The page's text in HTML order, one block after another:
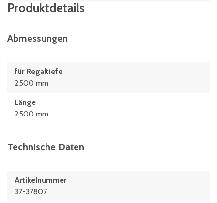
Produktdetails
Abmessungen
für Regaltiefe
2500 mm
Länge
2500 mm
Technische Daten
Artikelnummer
37-37807